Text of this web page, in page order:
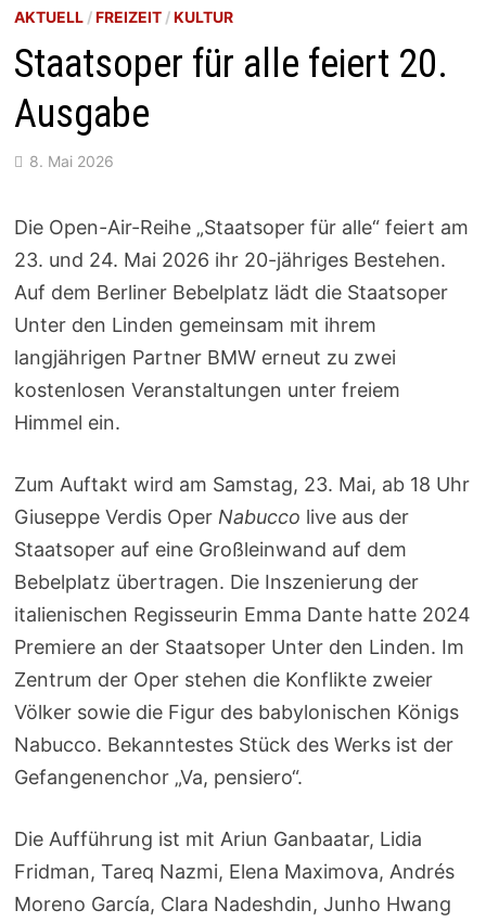
AKTUELL/FREIZEIT/KULTUR
Staatsoper für alle feiert 20.
Ausgabe
8. Mai 2026
Die Open-Air-Reihe „Staatsoper für alle“ feiert am
23. und 24. Mai 2026 ihr 20-jähriges Bestehen.
Auf dem Berliner Bebelplatz lädt die Staatsoper
Unter den Linden gemeinsam mit ihrem
langjährigen Partner BMW erneut zu zwei
kostenlosen Veranstaltungen unter freiem
Himmel ein.
Zum Auftakt wird am Samstag, 23. Mai, ab 18 Uhr
Giuseppe Verdis Oper Nabucco live aus der
Staatsoper auf eine Großleinwand auf dem
Bebelplatz übertragen. Die Inszenierung der
italienischen Regisseurin Emma Dante hatte 2024
Premiere an der Staatsoper Unter den Linden. Im
Zentrum der Oper stehen die Konflikte zweier
Völker sowie die Figur des babylonischen Königs
Nabucco. Bekanntestes Stück des Werks ist der
Gefangenenchor „Va, pensiero“.
Die Aufführung ist mit Ariun Ganbaatar, Lidia
Fridman, Tareq Nazmi, Elena Maximova, Andrés
Moreno García, Clara Nadeshdin, Junho Hwang